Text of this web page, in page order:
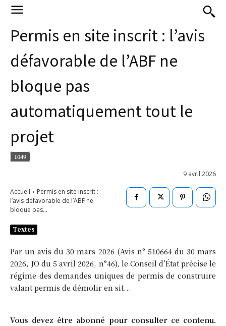
Permis en site inscrit : l’avis
défavorable de l’ABF ne
bloque pas
automatiquement tout le
projet
1049
9 avril 2026
Accueil
Permis en site inscrit :
l’avis défavorable de l’ABF ne
bloque pas...
Textes
Par un avis du 30 mars 2026 (Avis n° 510664 du 30 mars
2026, JO du 5 avril 2026, n°46), le Conseil d’État précise le
régime des demandes uniques de permis de construire
valant permis de démolir en sit...
Vous devez être abonné pour consulter ce contenu.